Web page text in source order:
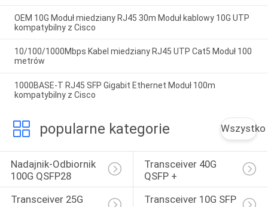
OEM 10G Moduł miedziany RJ45 30m Moduł kablowy 10G UTP
kompatybilny z Cisco
10/100/1000Mbps Kabel miedziany RJ45 UTP Cat5 Moduł 100
metrów
1000BASE-T RJ45 SFP Gigabit Ethernet Moduł 100m
kompatybilny z Cisco
popularne kategorie Wszystko
Nadajnik-Odbiornik
100G QSFP28
Transceiver 40G
QSFP +
Transceiver 25G
Transceiver 10G SFP